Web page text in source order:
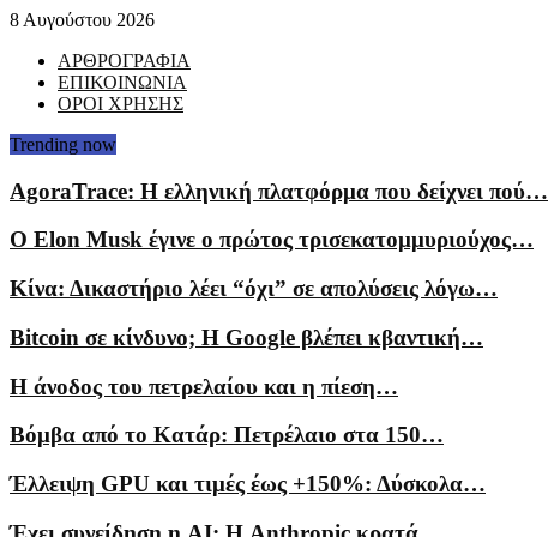
8 Αυγούστου 2026
ΑΡΘΡΟΓΡΑΦΙΑ
ΕΠΙΚΟΙΝΩΝΙΑ
ΟΡΟΙ ΧΡΗΣΗΣ
Trending now
AgoraTrace: Η ελληνική πλατφόρμα που δείχνει πού…
Ο Elon Musk έγινε ο πρώτος τρισεκατομμυριούχος…
Κίνα: Δικαστήριο λέει “όχι” σε απολύσεις λόγω…
Bitcoin σε κίνδυνο; Η Google βλέπει κβαντική…
Η άνοδος του πετρελαίου και η πίεση…
Βόμβα από το Κατάρ: Πετρέλαιο στα 150…
Έλλειψη GPU και τιμές έως +150%: Δύσκολα…